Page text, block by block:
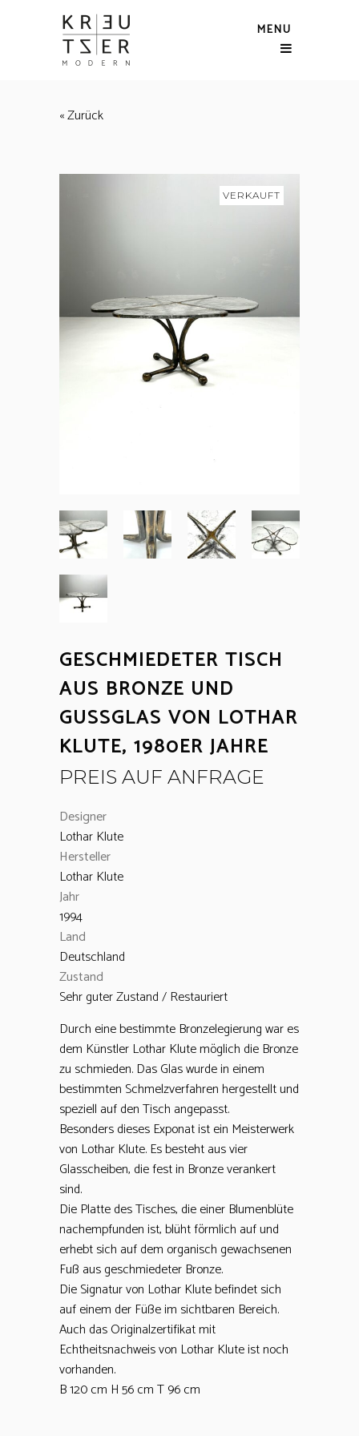
MENU
« Zurück
VERKAUFT
GESCHMIEDETER TISCH
AUS BRONZE UND
GUSSGLAS VON LOTHAR
KLUTE, 1980ER JAHRE
PREIS AUF ANFRAGE
Designer
Lothar Klute
Hersteller
Lothar Klute
Jahr
1994
Land
Deutschland
Zustand
Sehr guter Zustand / Restauriert
Durch eine bestimmte Bronzelegierung war es
dem Künstler Lothar Klute möglich die Bronze
zu schmieden. Das Glas wurde in einem
bestimmten Schmelzverfahren hergestellt und
speziell auf den Tisch angepasst.
Besonders dieses Exponat ist ein Meisterwerk
von Lothar Klute. Es besteht aus vier
Glasscheiben, die fest in Bronze verankert
sind.
Die Platte des Tisches, die einer Blumenblüte
nachempfunden ist, blüht förmlich auf und
erhebt sich auf dem organisch gewachsenen
Fuß aus geschmiedeter Bronze.
Die Signatur von Lothar Klute befindet sich
auf einem der Füße im sichtbaren Bereich.
Auch das Originalzertifikat mit
Echtheitsnachweis von Lothar Klute ist noch
vorhanden.
B 120 cm H 56 cm T 96 cm